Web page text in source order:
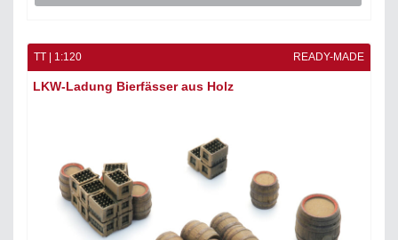
TT | 1:120 READY-MADE
LKW-Ladung Bierfässer aus Holz